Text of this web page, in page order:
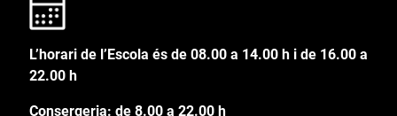
L’horari de l’Escola és de 08.00 a 14.00 h i de 16.00 a
22.00 h
Consergeria: de 8.00 a 22.00 h